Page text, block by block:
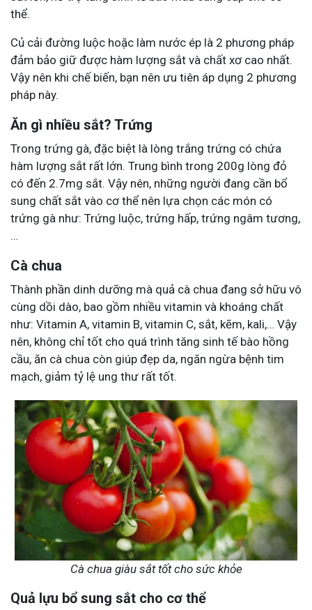
thể.
Củ cải đường luộc hoặc làm nước ép là 2 phương pháp
đảm bảo giữ được hàm lượng sắt và chất xơ cao nhất.
Vậy nên khi chế biến, bạn nên ưu tiên áp dụng 2 phương
pháp này.
Ăn gì nhiều sắt? Trứng
Trong trứng gà, đặc biệt là lòng trắng trứng có chứa
hàm lượng sắt rất lớn. Trung bình trong 200g lòng đỏ
có đến 2.7mg sắt. Vậy nên, những người đang cần bổ
sung chất sắt vào cơ thể nên lựa chọn các món có
trứng gà như: Trứng luộc, trứng hấp, trứng ngâm tương,
…
Cà chua
Thành phần dinh dưỡng mà quả cà chua đang sở hữu vô
cùng dồi dào, bao gồm nhiều vitamin và khoáng chất
như: Vitamin A, vitamin B, vitamin C, sắt, kẽm, kali,… Vậy
nên, không chỉ tốt cho quá trình tăng sinh tế bào hồng
cầu, ăn cà chua còn giúp đẹp da, ngăn ngừa bệnh tim
mạch, giảm tỷ lệ ung thư rất tốt.
Cà chua giàu sắt tốt cho sức khỏe
Quả lựu bổ sung sắt cho cơ thể